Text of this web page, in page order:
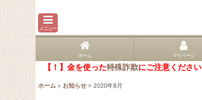
メニュー
ホーム マイページ
【！】金を使った特殊詐欺にご注意ください
ホーム > お知らせ > 2020年8月